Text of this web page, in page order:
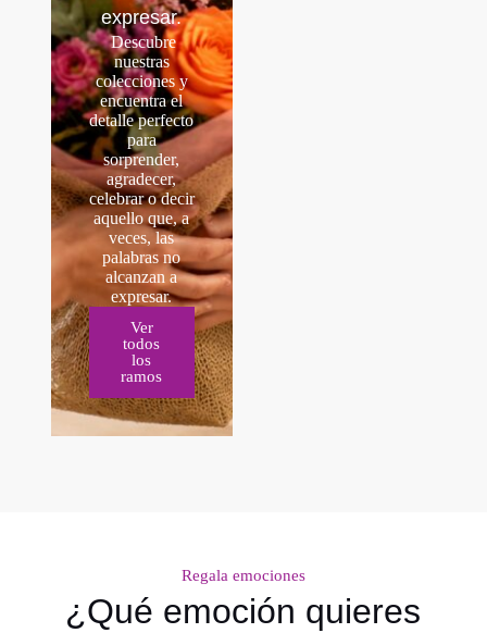
expresar.
Descubre
nuestras
colecciones y
encuentra el
detalle perfecto
para
sorprender,
agradecer,
celebrar o decir
aquello que, a
veces, las
palabras no
alcanzan a
expresar.
Ver
todos
los
ramos
Regala emociones
¿Qué emoción quieres